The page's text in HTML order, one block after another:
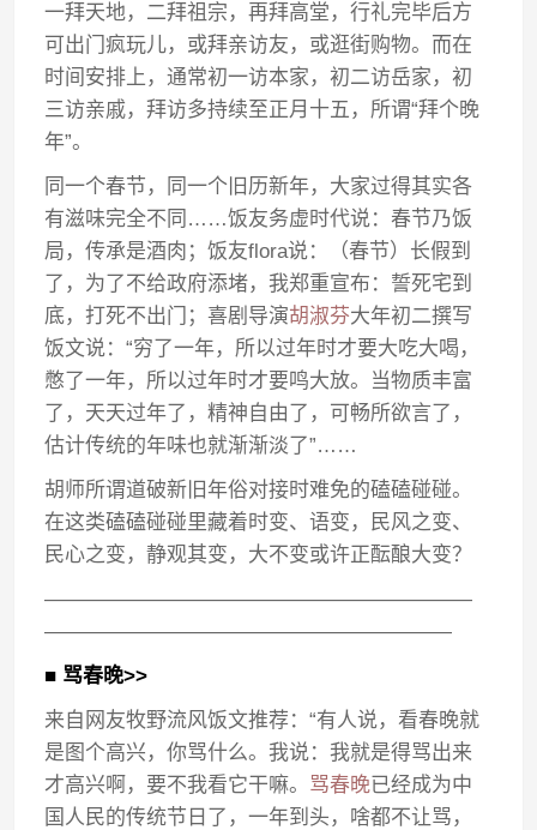
一拜天地，二拜祖宗，再拜高堂，行礼完毕后方
可出门疯玩儿，或拜亲访友，或逛街购物。而在
时间安排上，通常初一访本家，初二访岳家，初
三访亲戚，拜访多持续至正月十五，所谓“拜个晚
年”。
同一个春节，同一个旧历新年，大家过得其实各
有滋味完全不同……饭友务虚时代说：春节乃饭
局，传承是酒肉；饭友flora说：（春节）长假到
了，为了不给政府添堵，我郑重宣布：誓死宅到
底，打死不出门；喜剧导演胡淑芬大年初二撰写
饭文说：“穷了一年，所以过年时才要大吃大喝，
憋了一年，所以过年时才要鸣大放。当物质丰富
了，天天过年了，精神自由了，可畅所欲言了，
估计传统的年味也就渐渐淡了”……
胡师所谓道破新旧年俗对接时难免的磕磕碰碰。
在这类磕磕碰碰里藏着时变、语变，民风之变、
民心之变，静观其变，大不变或许正酝酿大变？
—————————————————————
————————————————————
■ 骂春晚>>
来自网友牧野流风饭文推荐：“有人说，看春晚就
是图个高兴，你骂什么。我说：我就是得骂出来
才高兴啊，要不我看它干嘛。 骂春晚已经成为中
国人民的传统节日了，一年到头，啥都不让骂，